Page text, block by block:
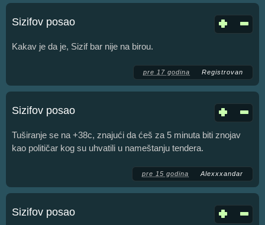
Sizifov posao
Kakav je da je, Sizif bar nije na birou.
pre 17 godina Registrovan
Sizifov posao
Tuširanje se na +38c, znajući da ćeš za 5 minuta biti znojav
kao političar kog su uhvatili u nameštanju tendera.
pre 15 godina Alexxxandar
Sizifov posao